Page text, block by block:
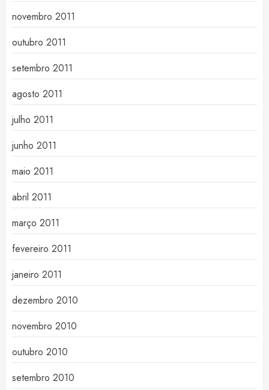
novembro 2011
outubro 2011
setembro 2011
agosto 2011
julho 2011
junho 2011
maio 2011
abril 2011
março 2011
fevereiro 2011
janeiro 2011
dezembro 2010
novembro 2010
outubro 2010
setembro 2010